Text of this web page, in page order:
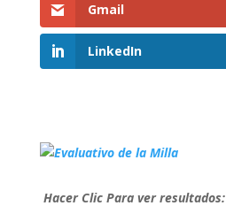
Gmail
LinkedIn
Hacer Clic Para ver resultados: